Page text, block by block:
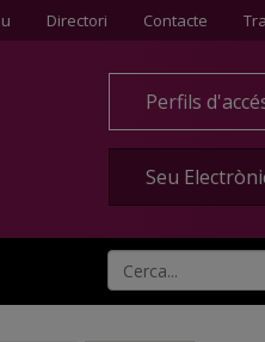
Directori Contacte
Contacte
Perfils
Seu